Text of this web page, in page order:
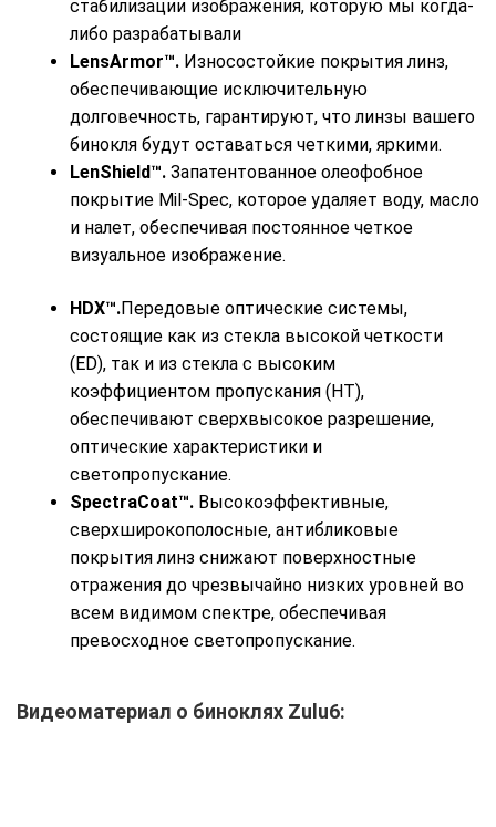
стабилизации изображения, которую мы когда-
либо разрабатывали
LensArmor™. Износостойкие покрытия линз,
обеспечивающие исключительную
долговечность, гарантируют, что линзы вашего
бинокля будут оставаться четкими, яркими.
LenShield™. Запатентованное олеофобное
покрытие Mil-Spec, которое удаляет воду, масло
и налет, обеспечивая постоянное четкое
визуальное изображение.
HDX™.Передовые оптические системы,
состоящие как из стекла высокой четкости
(ED), так и из стекла с высоким
коэффициентом пропускания (HT),
обеспечивают сверхвысокое разрешение,
оптические характеристики и
светопропускание.
SpectraCoat™. Высокоэффективные,
сверхширокополосные, антибликовые
покрытия линз снижают поверхностные
отражения до чрезвычайно низких уровней во
всем видимом спектре, обеспечивая
превосходное светопропускание.
Видеоматериал о биноклях Zulu6: